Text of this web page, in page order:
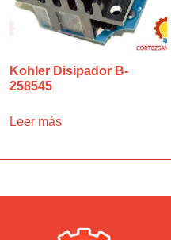
Kohler Disipador B-
258545
Leer más